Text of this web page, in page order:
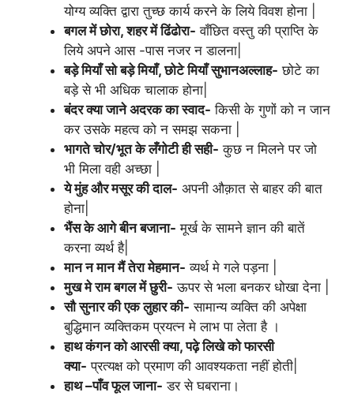
योग्य व्यक्ति द्वारा तुच्छ कार्य करने के लिये विवश होना |
बगल में छोरा, शहर में ढिंढोरा- वाँछित वस्तु की प्राप्ति के
लिये अपने आस -पास नजर न डालना|
बड़े मियाँ सो बड़े मियाँ, छोटे मियाँ सुभानअल्लाह- छोटे का
बड़े से भी अधिक चालाक होना|
बंदर क्या जाने अदरक का स्वाद- किसी के गुणों को न जान
कर उसके महत्व को न समझ सकना |
भागते चोर/भूत के लँगोटी ही सही- कुछ न मिलने पर जो
भी मिला वही अच्छा |
ये मुंह और मसूर की दाल- अपनी औक़ात से बाहर की बात
होना|
भैंस के आगे बीन बजाना- मूर्ख के सामने ज्ञान की बातें
करना व्यर्थ है|
मान न मान मैं तेरा मेहमान- व्यर्थ मे गले पड़ना |
मुख मे राम बगल में छुरी- ऊपर से भला बनकर धोखा देना |
सौ सुनार की एक लुहार की- सामान्य व्यक्ति की अपेक्षा
बुद्धिमान व्यक्तिकम प्रयत्न मे लाभ पा लेता है ।
हाथ कंगन को आरसी क्या, पढ़े लिखे को फारसी
क्या- प्रत्यक्ष को प्रमाण की आवश्यकता नहीं होती|
हाथ –पाँव फूल जाना- डर से घबराना।